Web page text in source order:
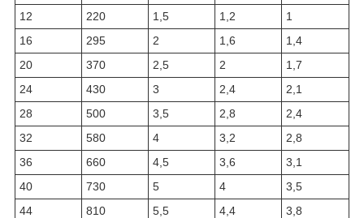
12
220 1,5 1,2
1
16
295 2 1,6
1,4
20
370 2,5 2
1,7
24
430 3 2,4
2,1
28
500 3,5 2,8
2,4
32
580 4 3,2
2,8
36
660 4,5 3,6
3,1
40
730 5 4
3,5
44
810 5,5 4,4
3,8